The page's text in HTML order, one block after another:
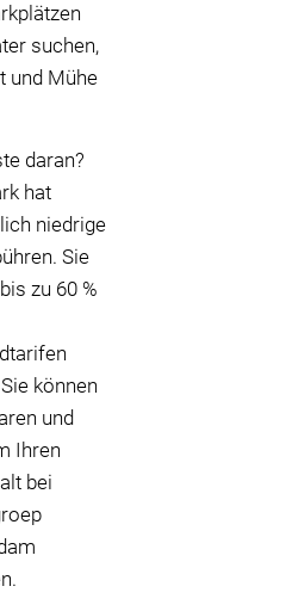
suchen,
und Mühe
daran?
hat
niedrige
Sie
zu 60 %
können
und
Ihren
bei